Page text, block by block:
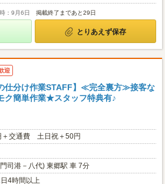
：9月6日 掲載終了まであと29日
とりあえず保存
迎
仕分け作業STAFF】≪完全裏方≫接客な
ク簡単作業★スタッフ特典有♪
＋交通費 土日祝＋50円
司港－八代) 東郷駅 車 7分
4時間以上